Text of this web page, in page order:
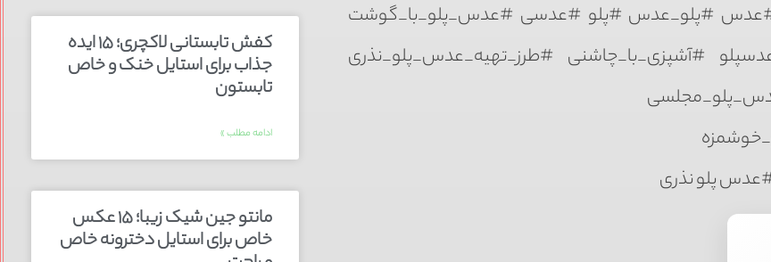
#پلو_عدس #پلو #عدسی #عدس_پلو_با_گوشت
#آشپزی_با_چاشنی #طرز_تهیه‌_عدس_پلو_نذری
پلو نذری
کفش تابستانی لاکچری؛ ۱۵ ایده‌
جذاب برای استایل خنک و خاص
تابستون
ادامه مطلب »
مانتو جین شیک زیبا؛ ۱۵ عکس
خاص برای استایل دخترونه خاص